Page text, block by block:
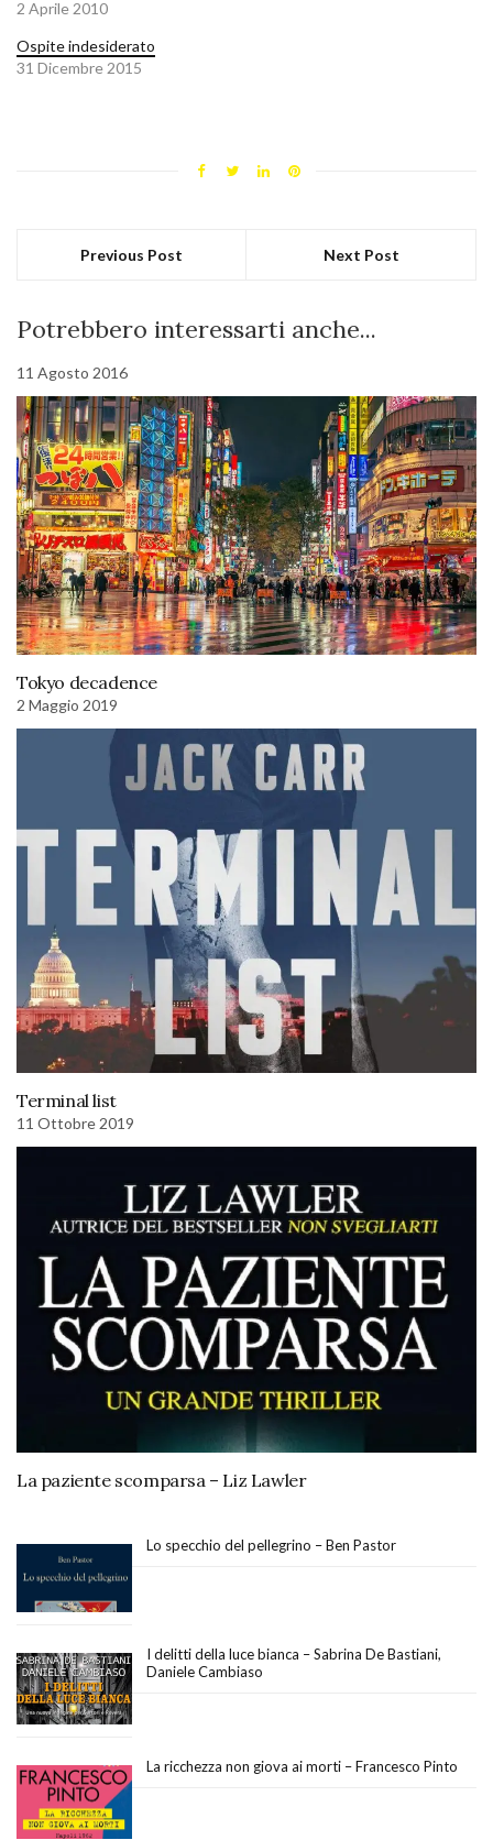
2 Aprile 2010
Ospite indesiderato
31 Dicembre 2015
Previous Post Next Post
Potrebbero interessarti anche...
11 Agosto 2016
Tokyo decadence
2 Maggio 2019
Terminal list
11 Ottobre 2019
La paziente scomparsa – Liz Lawler
Lo specchio del pellegrino – Ben Pastor
I delitti della luce bianca – Sabrina De Bastiani,
Daniele Cambiaso
La ricchezza non giova ai morti – Francesco Pinto